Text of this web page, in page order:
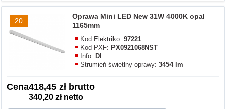
20
Oprawa Mini LED New 31W 4000K opal
1165mm
Kod Elektriko:97221
Kod PXF: PX0921068NST
Info: DI
Strumień świetlny oprawy:3454 lm
Cena418,45 zł brutto
340,20 zł netto